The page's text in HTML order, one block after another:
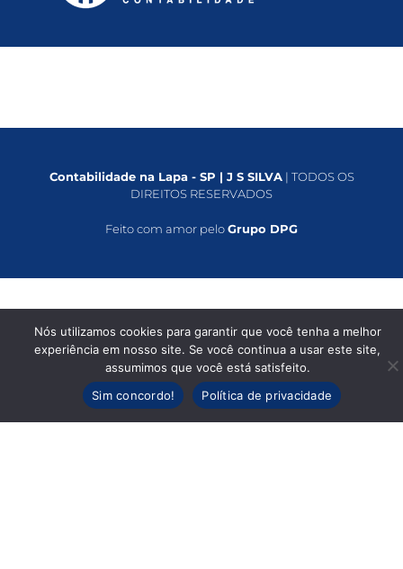
Contabilidade na Lapa - SP | J S SILVA| TODOS OS
DIREITOS RESERVADOS
Feito com amor peloGrupo DPG
Nós utilizamos cookies para garantir que você tenha a melhor
experiência em nosso site. Se você continua a usar este site,
assumimos que você está satisfeito.
Sim concordo!
Política de privacidade